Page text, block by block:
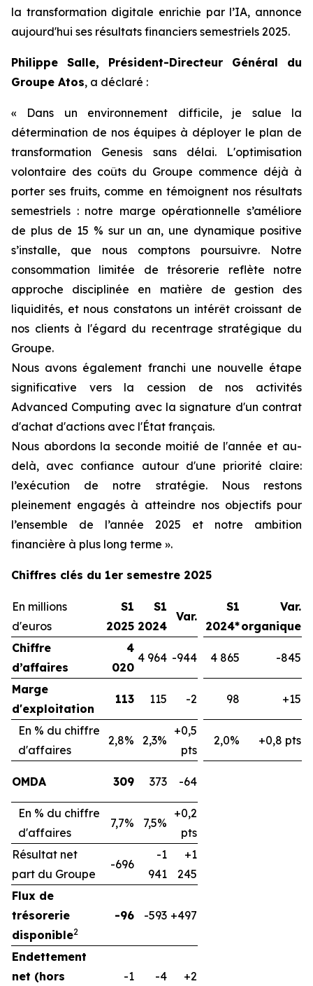
la transformation digitale enrichie par l’IA, annonce
aujourd'hui ses résultats financiers semestriels 2025.
Philippe Salle, Président-Directeur Général du
Groupe Atos, a déclaré :
« Dans un environnement difficile, je salue la
détermination de nos équipes à déployer le plan de
transformation Genesis sans délai. L'optimisation
volontaire des coûts du Groupe commence déjà à
porter ses fruits, comme en témoignent nos résultats
semestriels : notre marge opérationnelle s’améliore
de plus de 15 % sur un an, une dynamique positive
s’installe, que nous comptons poursuivre. Notre
consommation limitée de trésorerie reflète notre
approche disciplinée en matière de gestion des
liquidités, et nous constatons un intérêt croissant de
nos clients à l'égard du recentrage stratégique du
Groupe.
Nous avons également franchi une nouvelle étape
significative vers la cession de nos activités
Advanced Computing avec la signature d'un contrat
d'achat d'actions avec l'État français.
Nous abordons la seconde moitié de l'année et au-
delà, avec confiance autour d'une priorité claire:
l’exécution de notre stratégie. Nous restons
pleinement engagés à atteindre nos objectifs pour
l’ensemble de l’année 2025 et notre ambition
financière à plus long terme ».
Chiffres clés du 1er semestre 2025
En millions
d'euros
S1
2025
S1
2024
Var.
S1
2024*
Var.
organique
Chiffre
d’affaires
4
020
4 964 -944 4 865 -845
Marge
d'exploitation
113 115 -2 98 +15
En % du chiffre
d'affaires
2,8% 2,3%
+0,5
pts
2,0% +0,8 pts
OMDA 309 373 -64
En % du chiffre
d'affaires
7,7% 7,5%
+0,2
pts
Résultat net
part du Groupe
-696
-1
941
+1
245
Flux de
trésorerie
disponible2
-96 -593 +497
Endettement
net (hors
-1 -4 +2